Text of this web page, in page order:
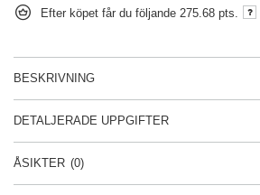
Efter köpet får du följande 275.68 pts.
BESKRIVNING
DETALJERADE UPPGIFTER
ÅSIKTER (0)